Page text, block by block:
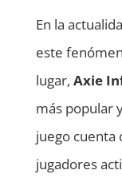
En la
este
lugar, Axie
más popular
juego cuenta
jugadores